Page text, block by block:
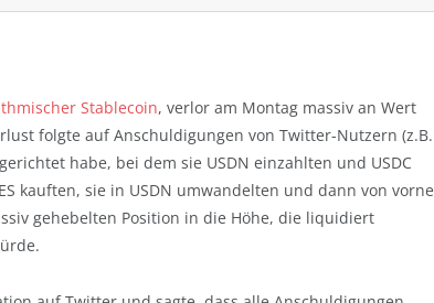
Stablecoin, verlor am Montag massiv an Wert
folgte auf Anschuldigungen von Twitter-Nutzern (z.B.
habe, bei dem sie USDN einzahlten und USDC
kauften, sie in USDN umwandelten und dann von vorne
gehebelten Position in die Höhe, die liquidiert